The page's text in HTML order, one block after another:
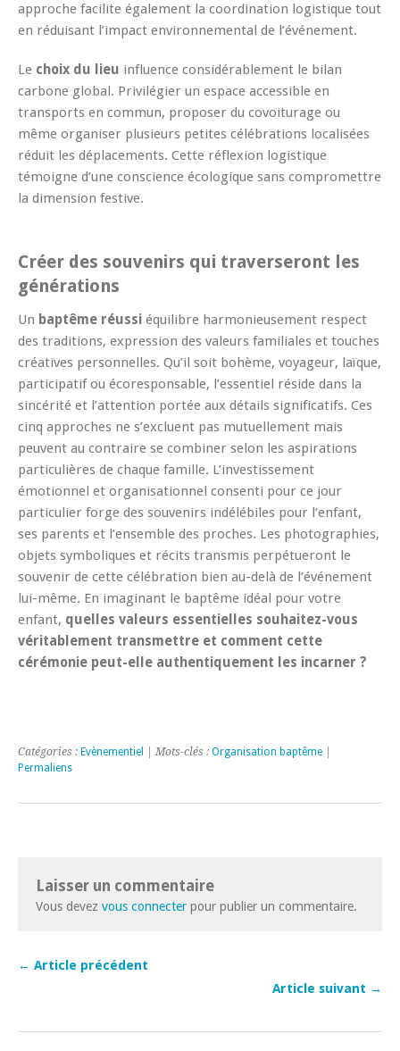
approche facilite également la coordination logistique tout
en réduisant l’impact environnemental de l’événement.
Le choix du lieu influence considérablement le bilan
carbone global. Privilégier un espace accessible en
transports en commun, proposer du covoiturage ou
même organiser plusieurs petites célébrations localisées
réduit les déplacements. Cette réflexion logistique
témoigne d’une conscience écologique sans compromettre
la dimension festive.
Créer des souvenirs qui traverseront les
générations
Un baptême réussi équilibre harmonieusement respect
des traditions, expression des valeurs familiales et touches
créatives personnelles. Qu’il soit bohème, voyageur, laïque,
participatif ou écoresponsable, l’essentiel réside dans la
sincérité et l’attention portée aux détails significatifs. Ces
cinq approches ne s’excluent pas mutuellement mais
peuvent au contraire se combiner selon les aspirations
particulières de chaque famille. L’investissement
émotionnel et organisationnel consenti pour ce jour
particulier forge des souvenirs indélébiles pour l’enfant,
ses parents et l’ensemble des proches. Les photographies,
objets symboliques et récits transmis perpétueront le
souvenir de cette célébration bien au-delà de l’événement
lui-même. En imaginant le baptême idéal pour votre
enfant, quelles valeurs essentielles souhaitez-vous
véritablement transmettre et comment cette
cérémonie peut-elle authentiquement les incarner ?
Catégories : Evènementiel | Mots-clés : Organisation baptême
Permaliens
Laisser un commentaire
Vous devez vous connecter pour publier un commentaire.
← Article précédent
Article suivant →